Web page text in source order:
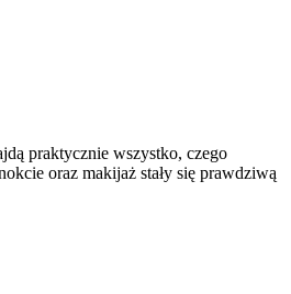
praktycznie wszystko, czego
oraz makijaż stały się prawdziwą